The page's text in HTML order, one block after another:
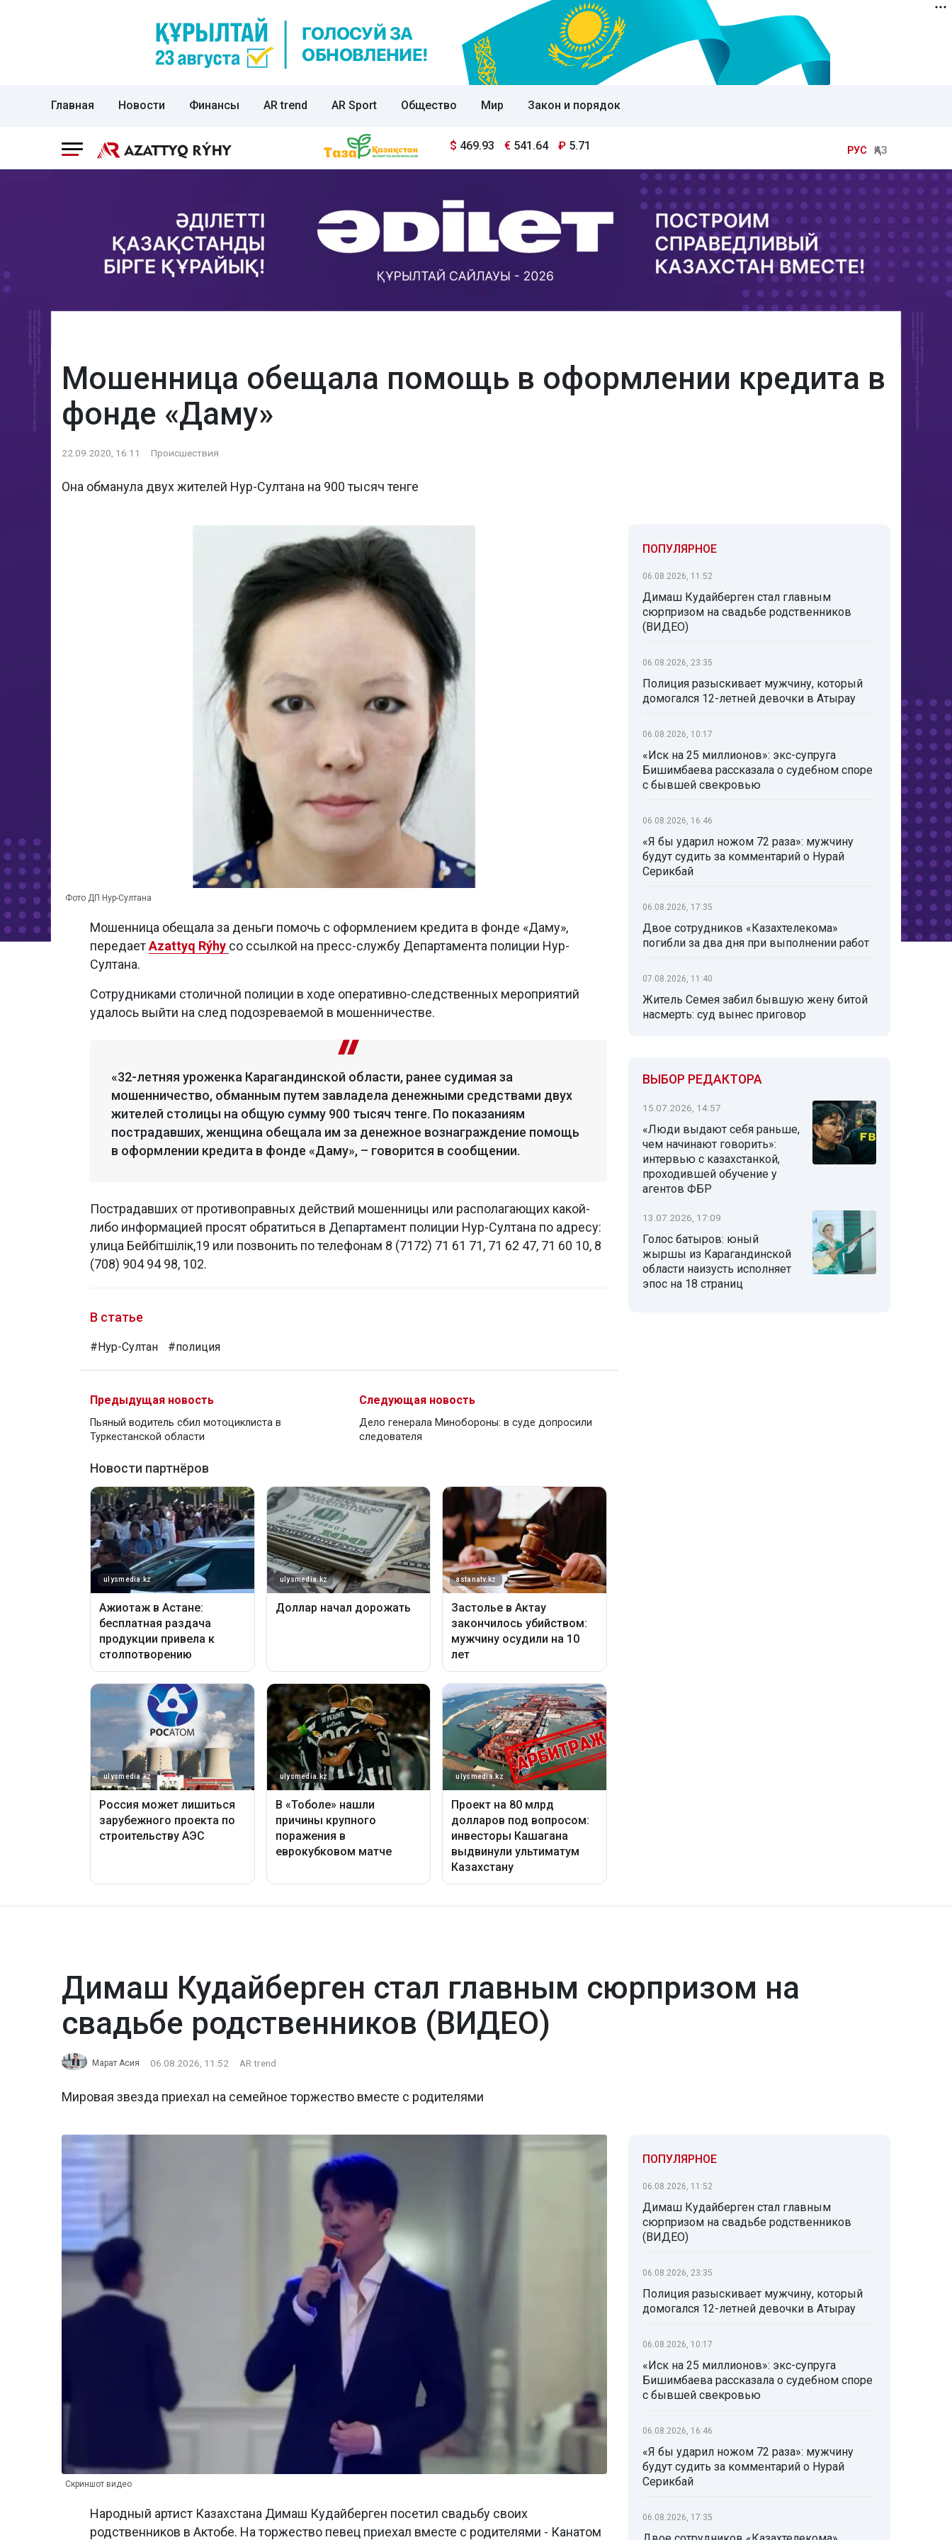
Главная Новости Финансы AR trend AR Sport Общество Мир Закон и порядок
$ 469.93 € 541.64 ₽ 5.71 РУС ҚАЗ
Мошенница обещала помощь в оформлении кредита в
фонде «Даму»
22.09.2020, 16:11 Происшествия
Она обманула двух жителей Нур-Султана на 900 тысяч тенге
Фото ДП Нур-Султана
Мошенница обещала за деньги помочь с оформлением кредита в фонде «Даму»,
передаетAzattyq Rýhy со ссылкой на пресс-службу Департамента полиции Нур-
Султана.
Сотрудниками столичной полиции в ходе оперативно-cледственных мероприятий
удалось выйти на след подозреваемой в мошенничестве.
«32-летняя уроженка Карагандинской области, ранее судимая за
мошенничество, обманным путем завладела денежными средствами двух
жителей столицы на общую сумму 900 тысяч тенге. По показаниям
пострадавших, женщина обещала им за денежное вознаграждение помощь
в оформлении кредита в фонде «Даму», – говорится в сообщении.
Пострадавших от противоправных действий мошенницы или располагающих какой-
либо информацией просят обратиться в Департамент полиции Нур-Султана по адресу:
улица Бейбітшілік,19 или позвонить по телефонам 8 (7172) 71 61 71, 71 62 47, 71 60 10, 8
(708) 904 94 98, 102.
В статье
#Нур-Султан #полиция
Предыдущая новость
Пьяный водитель сбил мотоциклиста в
Туркестанской области
Следующая новость
Дело генерала Минобороны: в суде допросили
следователя
ПОПУЛЯРНОЕ
06.08.2026, 11:52
Димаш Кудайберген стал главным
сюрпризом на свадьбе родственников
(ВИДЕО)
06.08.2026, 23:35
Полиция разыскивает мужчину, который
домогался 12-летней девочки в Атырау
06.08.2026, 10:17
«Иск на 25 миллионов»: экс-супруга
Бишимбаева рассказала о судебном споре
с бывшей свекровью
06.08.2026, 16:46
«Я бы ударил ножом 72 раза»: мужчину
будут судить за комментарий о Нурай
Серикбай
06.08.2026, 17:35
Двое сотрудников «Казахтелекома»
погибли за два дня при выполнении работ
07.08.2026, 11:40
Житель Семея забил бывшую жену битой
насмерть: суд вынес приговор
ВЫБОР РЕДАКТОРА
15.07.2026, 14:57
«Люди выдают себя раньше,
чем начинают говорить»:
интервью с казахстанкой,
проходившей обучение у
агентов ФБР
13.07.2026, 17:09
Голос батыров: юный
жыршы из Карагандинской
области наизусть исполняет
эпос на 18 страниц
Димаш Кудайберген стал главным сюрпризом на
свадьбе родственников (ВИДЕО)
Марат Асия 06.08.2026, 11:52 AR trend
Мировая звезда приехал на семейное торжество вместе с родителями
Скриншот видео
Народный артист Казахстана Димаш Кудайберген посетил свадьбу своих
родственников в Актобе. На торжество певец приехал вместе с родителями - Канатом
ПОПУЛЯРНОЕ
06.08.2026, 11:52
Димаш Кудайберген стал главным
сюрпризом на свадьбе родственников
(ВИДЕО)
06.08.2026, 23:35
Полиция разыскивает мужчину, который
домогался 12-летней девочки в Атырау
06.08.2026, 10:17
«Иск на 25 миллионов»: экс-супруга
Бишимбаева рассказала о судебном споре
с бывшей свекровью
06.08.2026, 16:46
«Я бы ударил ножом 72 раза»: мужчину
будут судить за комментарий о Нурай
Серикбай
06.08.2026, 17:35